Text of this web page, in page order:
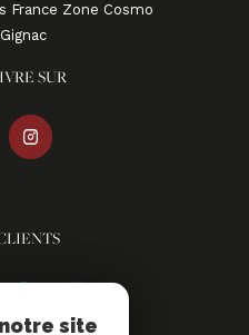
France Zone Cosmo
gignac
SUR
site